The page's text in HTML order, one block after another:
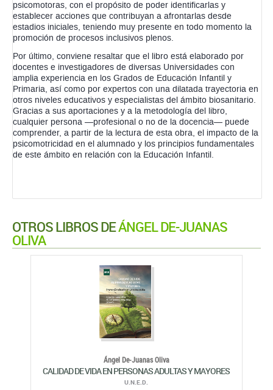
psicomotoras, con el propósito de poder identificarlas y
establecer acciones que contribuyan a afrontarlas desde
estadios iniciales, teniendo muy presente en todo momento la
promoción de procesos inclusivos plenos.
Por último, conviene resaltar que el libro está elaborado por
docentes e investigadores de diversas Universidades con
amplia experiencia en los Grados de Educación Infantil y
Primaria, así como por expertos con una dilatada trayectoria en
otros niveles educativos y especialistas del ámbito biosanitario.
Gracias a sus aportaciones y a la metodología del libro,
cualquier persona —profesional o no de la docencia— puede
comprender, a partir de la lectura de esta obra, el impacto de la
psicomotricidad en el alumnado y los principios fundamentales
de este ámbito en relación con la Educación Infantil.
OTROS LIBROS DEÁNGEL DE-JUANAS
OLIVA
Ángel De-Juanas Oliva
CALIDAD DE VIDA EN PERSONAS ADULTAS Y MAYORES
U.N.E.D.